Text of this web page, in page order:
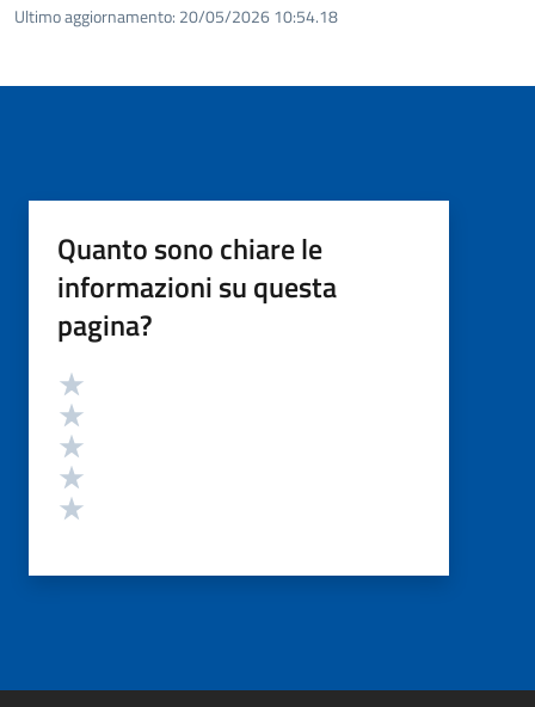
Ultimo aggiornamento: 20/05/2026 10:54.18
Quanto sono chiare le
informazioni su questa
pagina?
Valutazione